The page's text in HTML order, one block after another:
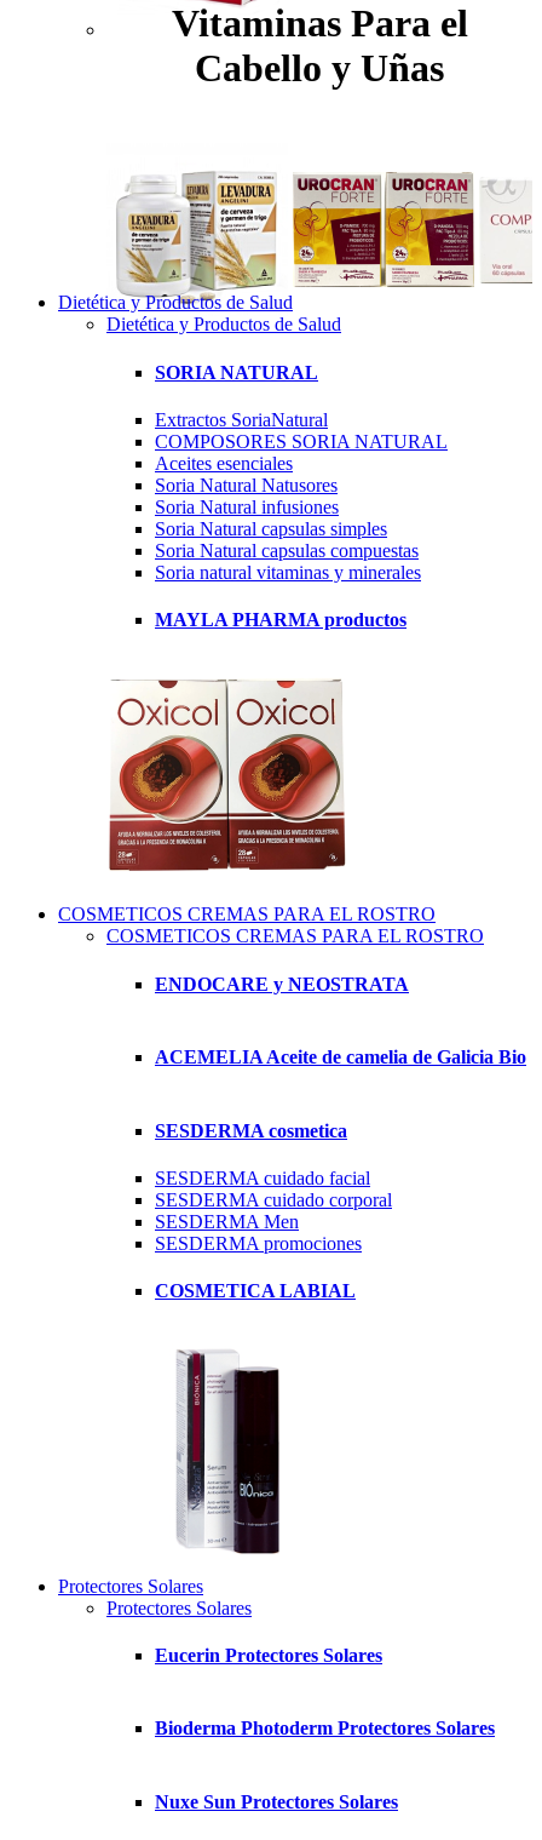
Vitaminas Para el
Cabello y Uñas
Dietética y Productos de Salud
Dietética y Productos de Salud
SORIA NATURAL
Extractos SoriaNatural
COMPOSORES SORIA NATURAL
Aceites esenciales
Soria Natural Natusores
Soria Natural infusiones
Soria Natural capsulas simples
Soria Natural capsulas compuestas
Soria natural vitaminas y minerales
MAYLA PHARMA productos
COSMETICOS CREMAS PARA EL ROSTRO
COSMETICOS CREMAS PARA EL ROSTRO
ENDOCARE y NEOSTRATA
ACEMELIA Aceite de camelia de Galicia Bio
SESDERMA cosmetica
SESDERMA cuidado facial
SESDERMA cuidado corporal
SESDERMA Men
SESDERMA promociones
COSMETICA LABIAL
Protectores Solares
Protectores Solares
Eucerin Protectores Solares
Bioderma Photoderm Protectores Solares
Nuxe Sun Protectores Solares